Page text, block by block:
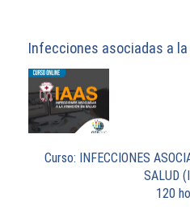
Infecciones asociadas a
Curso: INFECCIONES
SALUD
120